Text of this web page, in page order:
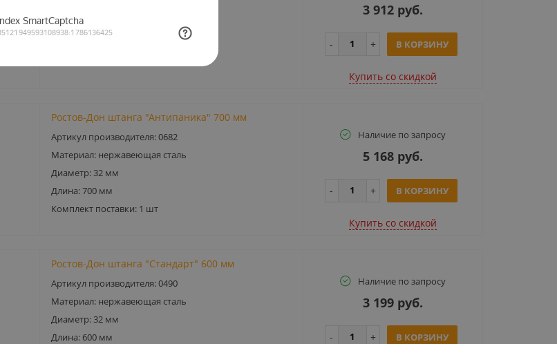
Диаметр: 32 мм
3 912 руб.
В КОРЗИНУ
Купить cо скидкой
Ростов-Дон штанга "Антипаника" 700 мм
Артикул производителя: 0682
Материал: нержавеющая сталь
Диаметр: 32 мм
Длина: 700 мм
Комплект поставки: 1 шт
Наличие по запросу
5 168 руб.
В КОРЗИНУ
Купить cо скидкой
Ростов-Дон штанга "Стандарт" 600 мм
Артикул производителя: 0490
Материал: нержавеющая сталь
Диаметр: 32 мм
Длина: 600 мм
Наличие по запросу
3 199 руб.
В КОРЗИНУ